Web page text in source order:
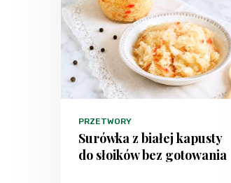
PRZETWORY
Surówka z białej kapusty
do słoików bez gotowania